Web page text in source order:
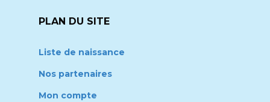
PLAN DU SITE
Liste de naissance
Nos partenaires
Mon compte